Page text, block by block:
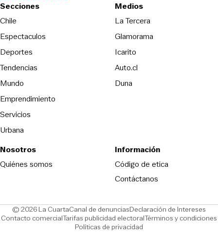
Secciones
Chile
Espectaculos
Deportes
Tendencias
Mundo
Emprendimiento
Servicios
Urbana
Medios
La TerceraOpens in new
Glamorama
Icarito
Auto.cl
DunaOpens in new window
Nosotros
Quiénes somos
Información
Código de eticaOpens in new
Contáctanos
© 2026 La CuartaCanal de denunciasOpens in new window
Declaración de Intereses
Contacto comercialOpens in new window
Tarifas publicidad electoralOpens in new window
Términos y condiciones
Políticas de privacidad